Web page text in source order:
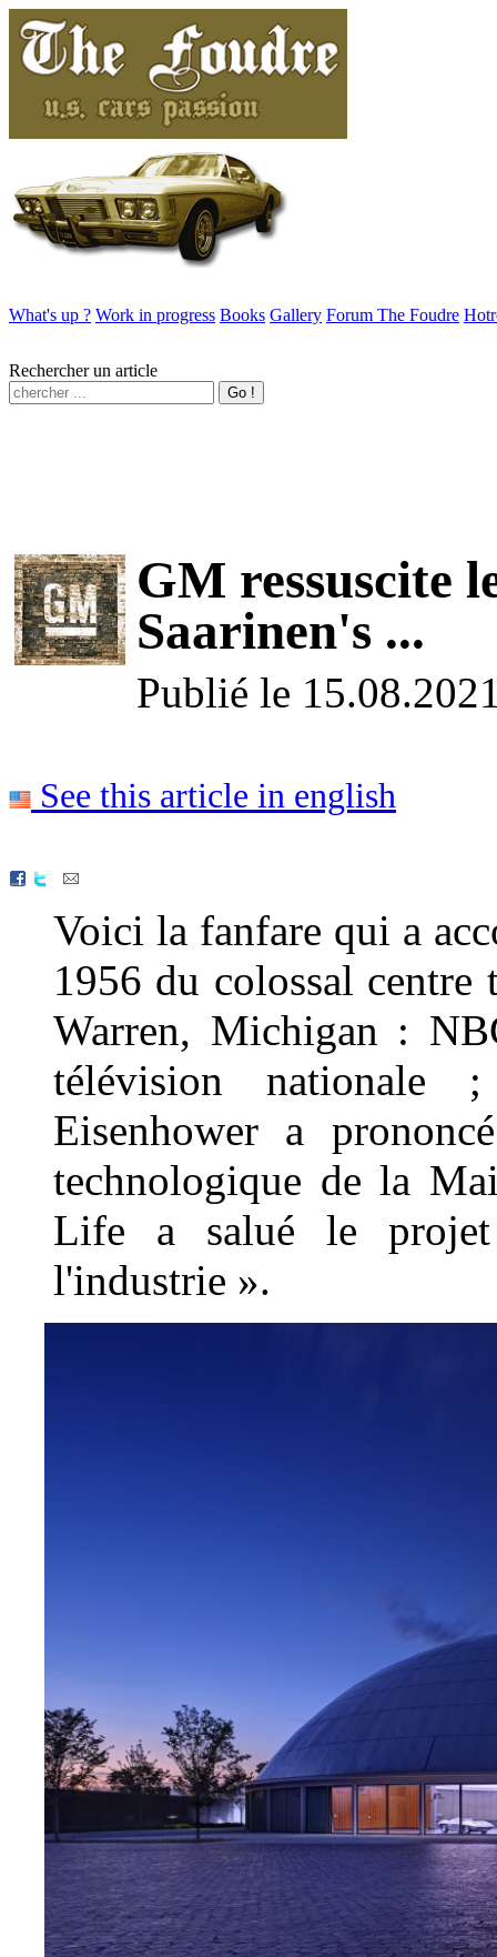
What's up ? Work in progress Books Gallery Forum The Foudre
Rechercher un article
GM ressuscite
Saarinen's ...
Publié le
See this article in english
Voici la fanfare qui a
1956 du colossal centre
Warren, Michigan :
télévision
Eisenhower a
technologique de la
Life a salué le
l'industrie ».